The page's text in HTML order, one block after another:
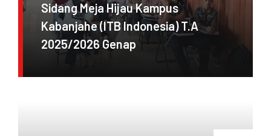
Sidang Meja Hijau Kampus
Kabanjahe (ITB Indonesia) T.A
2025/2026 Genap